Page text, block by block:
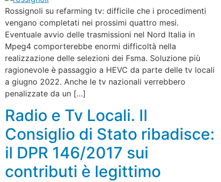
Rossignoli su refarming tv: difficile che i procedimenti
vengano completati nei prossimi quattro mesi.
Eventuale avvio delle trasmissioni nel Nord Italia in
Mpeg4 comporterebbe enormi difficoltà nella
realizzazione delle selezioni dei Fsma. Soluzione più
ragionevole è passaggio a HEVC da parte delle tv locali
a giugno 2022. Anche le tv nazionali verrebbero
penalizzate da un […]
Radio e Tv Locali. Il
Consiglio di Stato ribadisce:
il DPR 146/2017 sui
contributi è legittimo